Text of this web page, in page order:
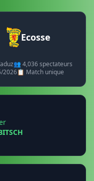
Ecosse
👥 4,036 spectateurs
2026📋 Match unique